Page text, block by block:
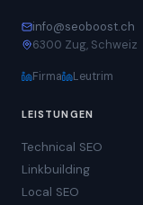
info@seoboost.ch
6300 Zug, Schweiz
Firma Leutrim
LEISTUNGEN
Technical SEO
Linkbuilding
Local SEO